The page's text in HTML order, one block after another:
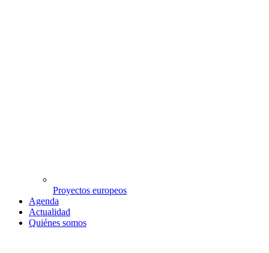
Proyectos europeos
Agenda
Actualidad
Quiénes somos